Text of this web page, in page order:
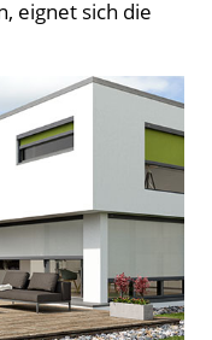
eignet sich die